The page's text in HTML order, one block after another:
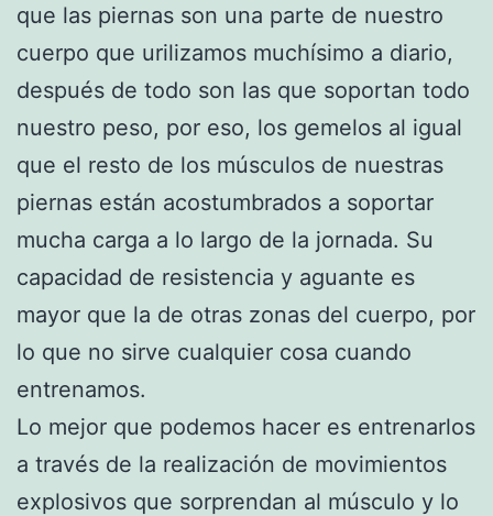
que las piernas son una parte de nuestro
cuerpo que urilizamos muchísimo a diario,
después de todo son las que soportan todo
nuestro peso, por eso, los gemelos al igual
que el resto de los músculos de nuestras
piernas están acostumbrados a soportar
mucha carga a lo largo de la jornada. Su
capacidad de resistencia y aguante es
mayor que la de otras zonas del cuerpo, por
lo que no sirve cualquier cosa cuando
entrenamos.
Lo mejor que podemos hacer es entrenarlos
a través de la realización de movimientos
explosivos que sorprendan al músculo y lo